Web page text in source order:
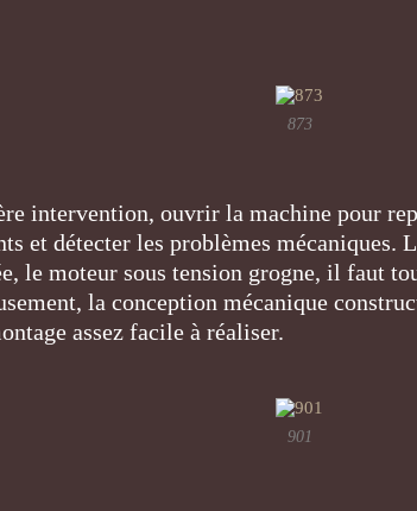
873
intervention, ouvrir la machine pour
et détecter les problèmes mécaniques.
le moteur sous tension grogne, il faut
la conception mécanique
assez facile à réaliser.
901